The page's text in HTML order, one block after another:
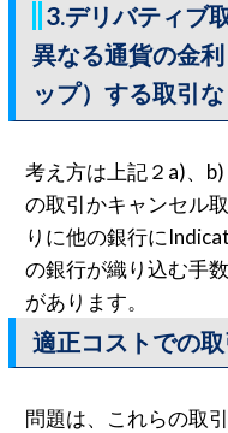
3.デリバティブ
異なる通貨の金
ップ）する取引
考え方は上記２a)、
の取引かキャンセル
りに他の銀行に
の銀行が織り込む手
があります。
適正コストでの取
問題は、これらの取